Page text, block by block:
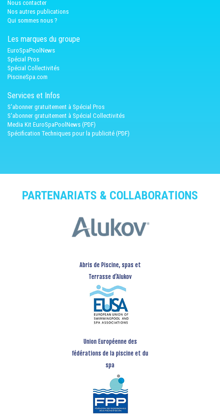
Nous contacter
Nos autres publications
Qui sommes nous ?
Les marques du groupe
EuroSpaPoolNews
Spécial Pros
Spécial Collectivités
PiscineSpa.com
Services et Infos
S'abonner gratuitement à Spécial Pros
S'abonner gratuitement à Spécial Collectivités
Media Kit EuroSpaPoolNews (PDF)
Spécification Techniques pour la publicité (PDF)
PARTENARIATS & COLLABORATIONS
Abris de Piscine, spas et
Terrasse d’Alukov
Union Européenne des
fédérations de la piscine et du
spa